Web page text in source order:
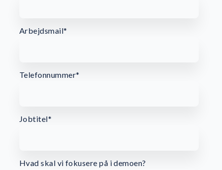
Arbejdsmail*
Telefonnummer*
Jobtitel*
Hvad skal vi fokusere på i demoen?